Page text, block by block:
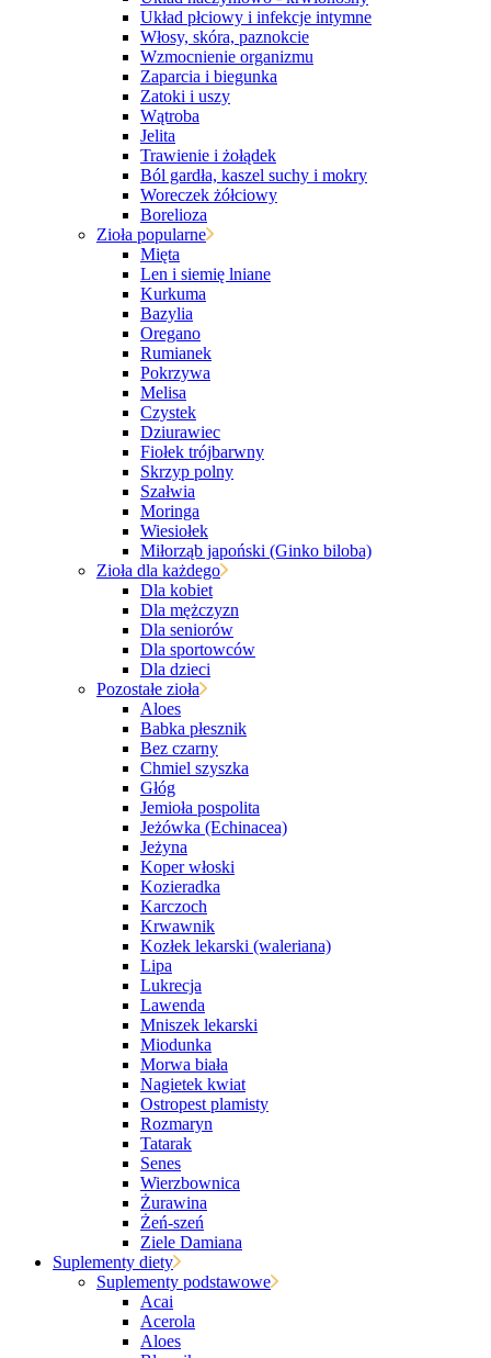
Układ płciowy i infekcje intymne
Włosy, skóra, paznokcie
Wzmocnienie organizmu
Zaparcia i biegunka
Zatoki i uszy
Wątroba
Jelita
Trawienie i żołądek
Ból gardła, kaszel suchy i mokry
Woreczek żółciowy
Borelioza
Zioła popularne
Mięta
Len i siemię lniane
Kurkuma
Bazylia
Oregano
Rumianek
Pokrzywa
Melisa
Czystek
Dziurawiec
Fiołek trójbarwny
Skrzyp polny
Szałwia
Moringa
Wiesiołek
Miłorząb japoński (Ginko biloba)
Zioła dla każdego
Dla kobiet
Dla mężczyzn
Dla seniorów
Dla sportowców
Dla dzieci
Pozostałe zioła
Aloes
Babka płesznik
Bez czarny
Chmiel szyszka
Głóg
Jemioła pospolita
Jeżówka (Echinacea)
Jeżyna
Koper włoski
Kozieradka
Karczoch
Krwawnik
Kozłek lekarski (waleriana)
Lipa
Lukrecja
Lawenda
Mniszek lekarski
Miodunka
Morwa biała
Nagietek kwiat
Ostropest plamisty
Rozmaryn
Tatarak
Senes
Wierzbownica
Żurawina
Żeń-szeń
Ziele Damiana
Suplementy diety
Suplementy podstawowe
Acai
Acerola
Aloes